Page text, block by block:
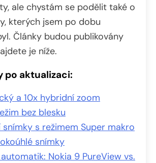
ale chystám se podělit také o
kterých jsem po dobu
Články budou publikovány
je níže.
po aktualizaci:
a 10x hybridní zoom
bez blesku
snímky s režimem Super makro
snímky
Nokia 9 PureView vs.